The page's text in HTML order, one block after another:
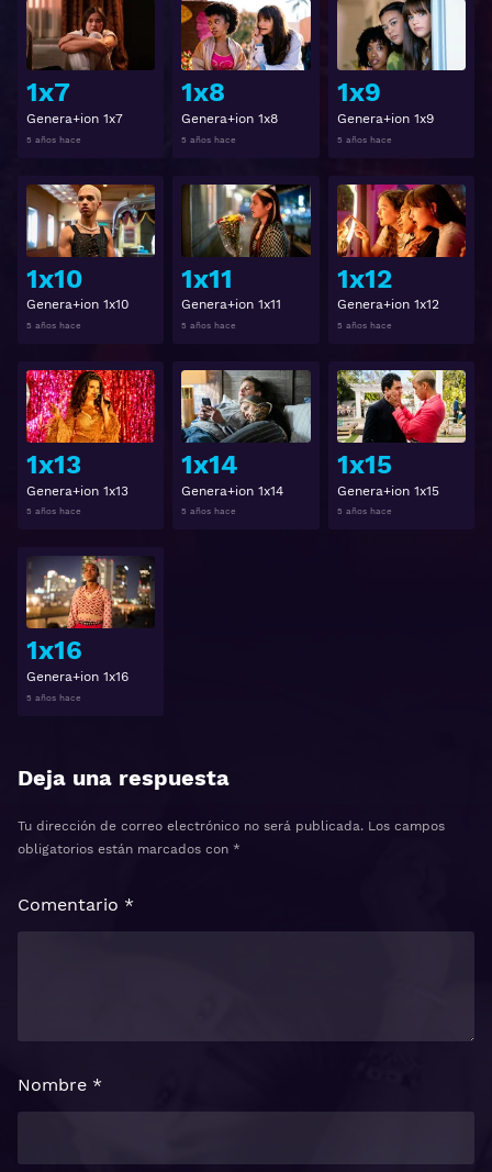
1x7
Genera+ion 1x7
5 años hace
Ver
1x8
Genera+ion 1x8
5 años hace
Ver
1x9
Genera+ion 1x9
5 años hace
1x10
Genera+ion 1x10
5 años hace
Ver
1x11
Genera+ion 1x11
5 años hace
Ver
1x12
Genera+ion 1x12
5 años hace
1x13
Genera+ion 1x13
5 años hace
Ver
1x14
Genera+ion 1x14
5 años hace
Ver
1x15
Genera+ion 1x15
5 años hace
1x16
Genera+ion 1x16
5 años hace
Deja una respuesta
Tu dirección de correo electrónico no será publicada. Los campos
obligatorios están marcados con *
Comentario *
Nombre *